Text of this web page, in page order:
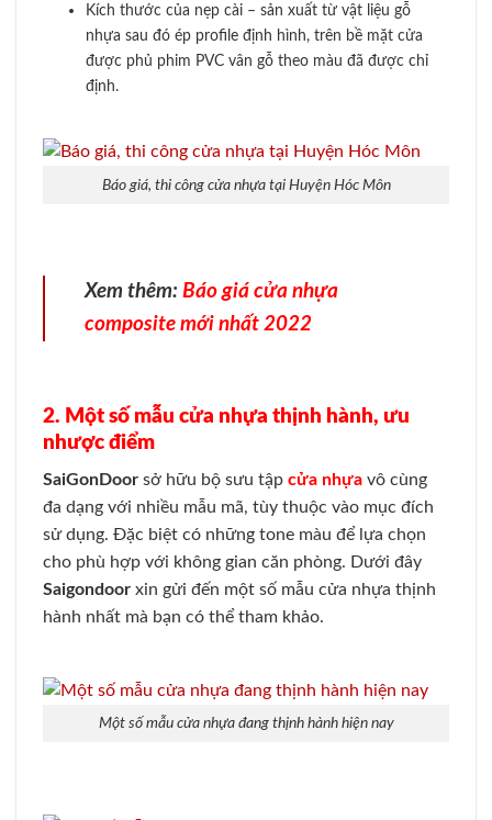
Kích thước của nẹp cài – sản xuất từ vật liệu gỗ
nhựa sau đó ép profile định hình, trên bề mặt cửa
được phủ phim PVC vân gỗ theo màu đã được chỉ
định.
Báo giá, thi công cửa nhựa tại Huyện Hóc Môn
Xem thêm: Báo giá cửa nhựa
composite mới nhất 2022
2. Một số mẫu cửa nhựa thịnh hành, ưu
nhược điểm
SaiGonDoor sở hữu bộ sưu tập cửa nhựa vô cùng
đa dạng với nhiều mẫu mã, tùy thuộc vào mục đích
sử dụng. Đặc biệt có những tone màu để lựa chọn
cho phù hợp với không gian căn phòng. Dưới đây
Saigondoor xin gửi đến một số mẫu cửa nhựa thịnh
hành nhất mà bạn có thể tham khảo.
Một số mẫu cửa nhựa đang thịnh hành hiện nay